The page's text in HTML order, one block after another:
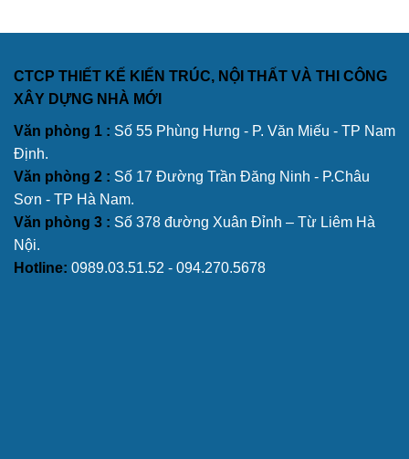
CTCP THIẾT KẾ KIẾN TRÚC, NỘI THẤT VÀ THI CÔNG
XÂY DỰNG NHÀ MỚI
Văn phòng 1 : Số 55 Phùng Hưng - P. Văn Miếu - TP Nam
Định.
Văn phòng 2 : Số 17 Đường Trần Đăng Ninh - P.Châu
Sơn - TP Hà Nam.
Văn phòng 3 : Số 378 đường Xuân Đỉnh – Từ Liêm Hà
Nội.
Hotline: 0989.03.51.52 - 094.270.5678